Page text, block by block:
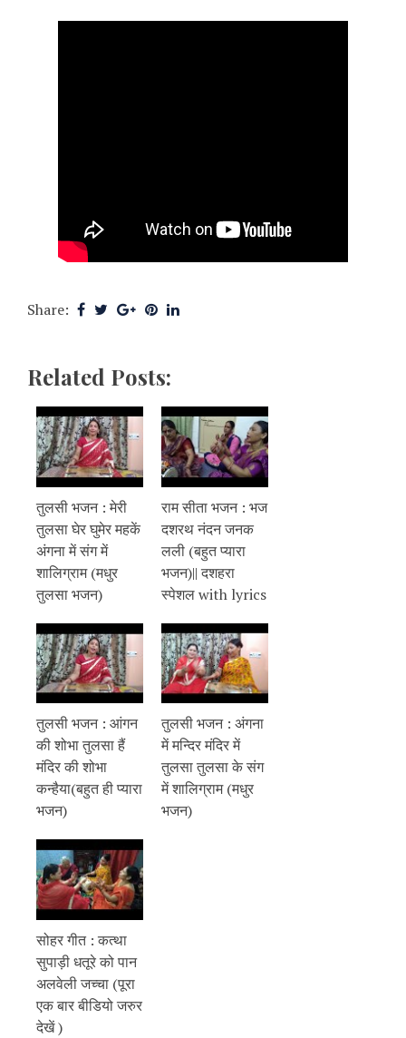
Share:
Related Posts:
तुलसी भजन : मेरी
तुलसा घेर घुमेर महकें
अंगना में संग में
शालिग्राम (मधुर
तुलसा भजन)
राम सीता भजन : भज
दशरथ नंदन जनक
लली (बहुत प्यारा
भजन)|| दशहरा
स्पेशल with lyrics
तुलसी भजन : आंगन
की शोभा तुलसा हैं
मंदिर की शोभा
कन्हैया(बहुत ही प्यारा
भजन)
तुलसी भजन : अंगना
में मन्दिर मंदिर में
तुलसा तुलसा के संग
में शालिग्राम (मधुर
भजन)
सोहर गीत : कत्था
सुपाड़ी धतूरे को पान
अलवेली जच्चा (पूरा
एक बार बीडियो जरुर
देखें )